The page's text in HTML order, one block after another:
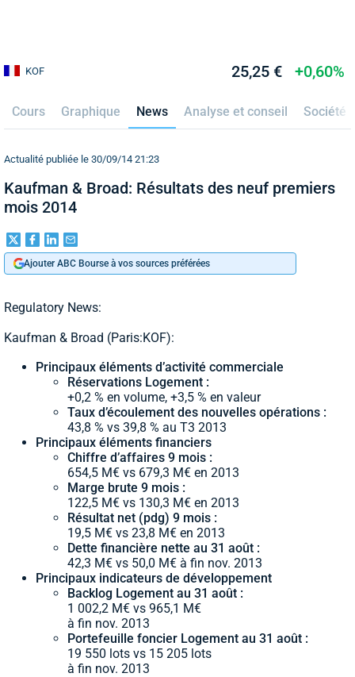
KOF 25,25 € +0,60%
Cours Graphique News Analyse et conseil Société
Actualité publiée le 30/09/14 21:23
Kaufman & Broad: Résultats des neuf premiers
mois 2014
Ajouter ABC Bourse à vos sources préférées
Regulatory News:
Kaufman & Broad (Paris:KOF):
Principaux éléments d’activité commerciale
Réservations Logement :
+0,2 % en volume, +3,5 % en valeur
Taux d’écoulement des nouvelles opérations :
43,8 % vs 39,8 % au T3 2013
Principaux éléments financiers
Chiffre d’affaires 9 mois :
654,5 M€ vs 679,3 M€ en 2013
Marge brute 9 mois :
122,5 M€ vs 130,3 M€ en 2013
Résultat net (pdg) 9 mois :
19,5 M€ vs 23,8 M€ en 2013
Dette financière nette au 31 août :
42,3 M€ vs 50,0 M€ à fin nov. 2013
Principaux indicateurs de développement
Backlog Logement au 31 août :
1 002,2 M€ vs 965,1 M€
à fin nov. 2013
Portefeuille foncier Logement au 31 août :
19 550 lots vs 15 205 lots
à fin nov. 2013